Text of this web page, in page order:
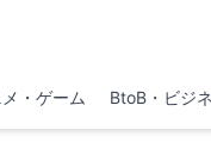
・ゲーム BtoB・ビジ